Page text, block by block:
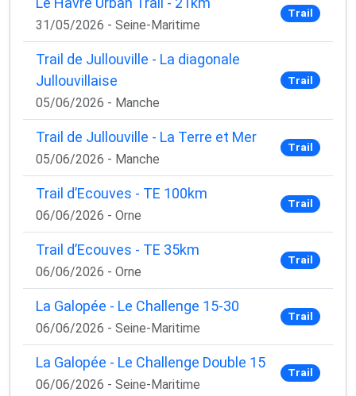
31/05/2026 - Seine-Maritime
Trail
Trail de Jullouville - La diagonale
Jullouvillaise
05/06/2026 - Manche
Trail
Trail de Jullouville - La Terre et Mer
05/06/2026 - Manche
Trail
Trail d’Ecouves - TE 100km
06/06/2026 - Orne
Trail
Trail d’Ecouves - TE 35km
06/06/2026 - Orne
Trail
La Galopée - Le Challenge 15-30
06/06/2026 - Seine-Maritime
Trail
La Galopée - Le Challenge Double 15
06/06/2026 - Seine-Maritime
Trail